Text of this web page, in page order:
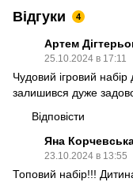
Відгуки 4
Артем
25.10.2024 в 17:11
Чудовий ігровий
залишився дуже
Відповісти
Яна
23.10.2024 в 13:55
Топовий набір!!!